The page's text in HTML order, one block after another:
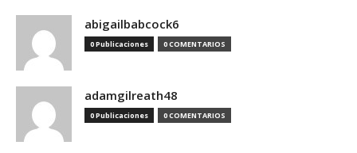
abigailbabcock6
0 Publicaciones 0 COMENTARIOS
adamgilreath48
0 Publicaciones 0 COMENTARIOS